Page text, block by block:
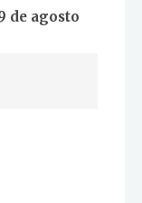
de agosto